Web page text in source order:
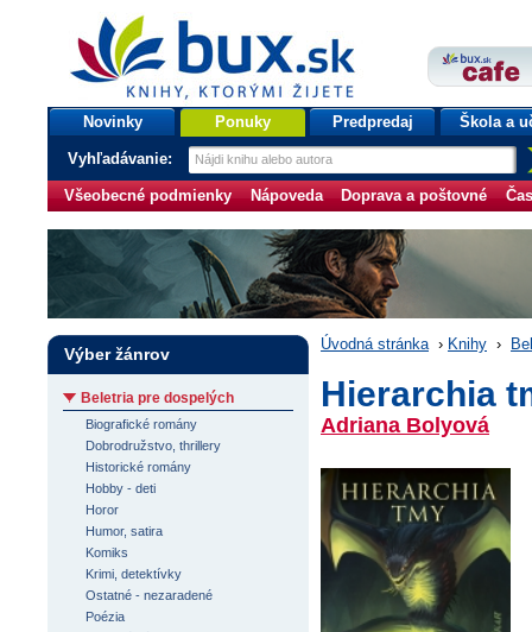
bux.sk
knihy, ktorými žijete
Úvodná stránka
Novinky Ponuky Predpredaj Škola a
Vyhľadávanie:
Všeobecné podmienky Nápoveda Doprava a poštovné
Úvodná stránka › Knihy ›
Hierarchia
Adriana Bolyová
Výber žánrov
Beletria pre dospelých
Biografické romány
Dobrodružstvo, thrillery
Historické romány
Hobby - deti
Horor
Humor, satira
Komiks
Krimi, detektívky
Ostatné - nezaradené
Poézia